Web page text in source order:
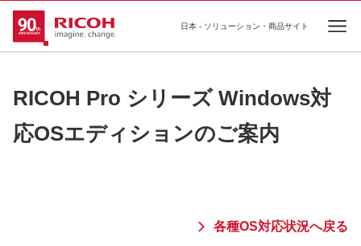
日本 - ソリューション・商品サイト
RICOH Pro シリーズ Windows対
応OSエディションのご案内
各種OS対応状況へ戻る